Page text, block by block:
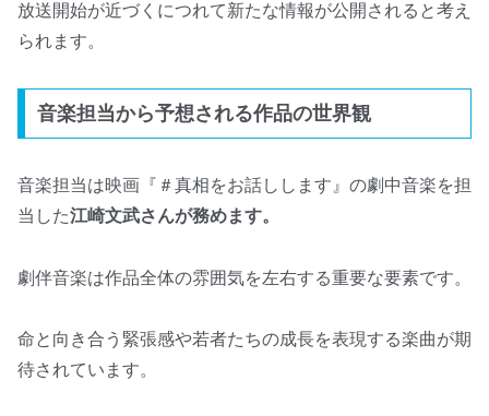
放送開始が近づくにつれて新たな情報が公開されると考え
られます。
音楽担当から予想される作品の世界観
音楽担当は映画『＃真相をお話しします』の劇中音楽を担
当した江崎文武さんが務めます。
劇伴音楽は作品全体の雰囲気を左右する重要な要素です。
命と向き合う緊張感や若者たちの成長を表現する楽曲が期
待されています。